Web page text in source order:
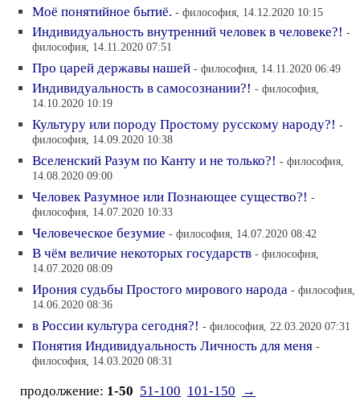
Моё понятийное бытиё. - философия, 14.12.2020 10:15
Индивидуальность внутренний человек в человеке?! -
философия, 14.11.2020 07:51
Про царей державы нашей - философия, 14.11.2020 06:49
Индивидуальность в самосознании?! - философия,
14.10.2020 10:19
Культуру или породу Простому русскому народу?! -
философия, 14.09.2020 10:38
Вселенский Разум по Канту и не только?! - философия,
14.08.2020 09:00
Человек Разумное или Познающее существо?! -
философия, 14.07.2020 10:33
Человеческое безумие - философия, 14.07.2020 08:42
В чём величие некоторых государств - философия,
14.07.2020 08:09
Ирония судьбы Простого мирового народа - философия,
14.06.2020 08:36
в России культура сегодня?! - философия, 22.03.2020 07:31
Понятия Индивидуальность Личность для меня -
философия, 14.03.2020 08:31
продолжение: 1-50 51-100 101-150 →